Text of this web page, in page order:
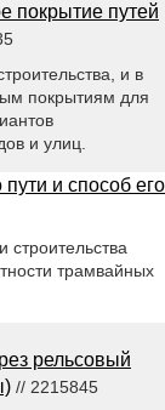
покрытие путей
и в
покрытиям для
и улиц.
и способ его
строительства
трамвайных
рельсовый
// 2215845